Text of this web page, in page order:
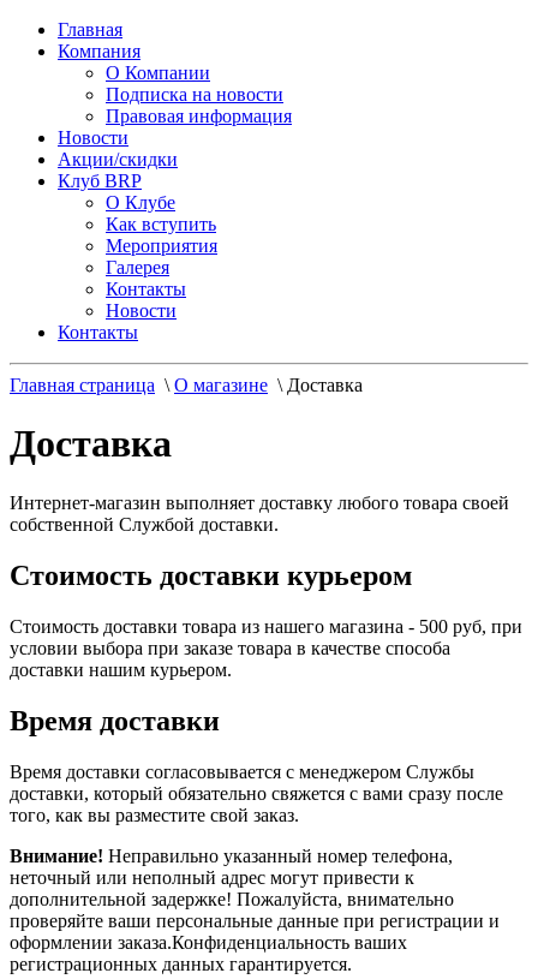
Главная
Компания
О Компании
Подписка на новости
Правовая информация
Новости
Акции/скидки
Клуб BRP
О Клубе
Как вступить
Мероприятия
Галерея
Контакты
Новости
Контакты
Главная страница \ О магазине \ Доставка
Доставка
Интернет-магазин выполняет доставку любого товара своей
собственной Службой доставки.
Стоимость доставки курьером
Стоимость доставки товара из нашего магазина - 500 руб, при
условии выбора при заказе товара в качестве способа
доставки нашим курьером.
Время доставки
Время доставки согласовывается с менеджером Службы
доставки, который обязательно свяжется с вами сразу после
того, как вы разместите свой заказ.
Внимание! Неправильно указанный номер телефона,
неточный или неполный адрес могут привести к
дополнительной задержке! Пожалуйста, внимательно
проверяйте ваши персональные данные при регистрации и
оформлении заказа.Конфиденциальность ваших
регистрационных данных гарантируется.